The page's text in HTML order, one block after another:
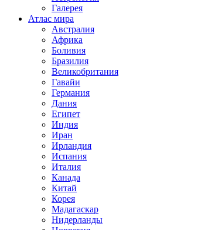
Галерея
Атлас мира
Австралия
Африка
Боливия
Бразилия
Великобритания
Гавайи
Германия
Дания
Египет
Индия
Иран
Ирландия
Испания
Италия
Канада
Китай
Корея
Мадагаскар
Нидерланды